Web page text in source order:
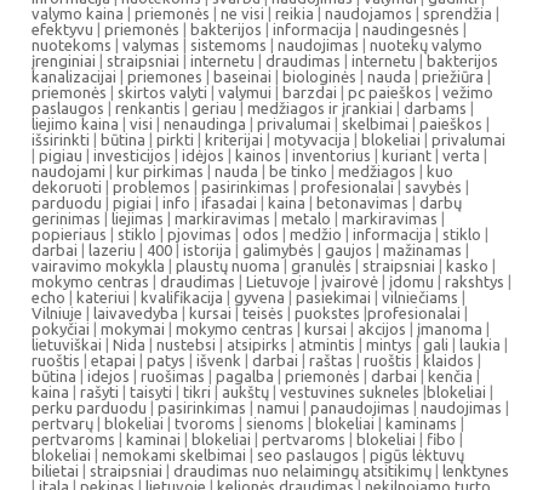
valymo kaina | priemonės | ne visi | reikia | naudojamos | sprendžia |
efektyvu | priemonės | bakterijos | informacija | naudingesnės |
nuotekoms | valymas | sistemoms | naudojimas | nuotekų valymo
įrenginiai | straipsniai | internetu | draudimas | internetu |bakterijos
kanalizacijai | priemones | baseinai | biologinės | nauda | priežiūra |
priemonės | skirtos valyti | valymui | barzdai | pc paieškos | vežimo
paslaugos | renkantis | geriau | medžiagos ir įrankiai | darbams |
liejimo kaina | visi | nenaudinga | privalumai | skelbimai | paieškos |
išsirinkti | būtina | pirkti | kriterijai | motyvacija | blokeliai | privalumai
| pigiau | investicijos | idėjos | kainos | inventorius | kuriant | verta |
naudojami | kur pirkimas | nauda | be tinko | medžiagos | kuo
dekoruoti | problemos | pasirinkimas | profesionalai | savybės |
parduodu | pigiai | info | ifasadai | kaina | betonavimas | darbų
gerinimas | liejimas | markiravimas | metalo | markiravimas |
popieriaus | stiklo | pjovimas | odos | medžio | informacija | stiklo |
darbai | lazeriu | 400 | istorija | galimybės | gaujos | mažinamas |
vairavimo mokykla | plaustų nuoma | granulės | straipsniai | kasko |
mokymo centras | draudimas | Lietuvoje | įvairovė | įdomu | rakshtys |
echo | kateriui | kvalifikacija | gyvena | pasiekimai | vilniečiams |
Vilniuje | laivavedyba | kursai | teisės | puokstes |profesionalai |
pokyčiai | mokymai | mokymo centras | kursai | akcijos | įmanoma |
lietuviškai | Nida | nustebsi | atsipirks | atmintis | mintys | gali | laukia |
ruoštis | etapai | patys | išvenk | darbai | raštas | ruoštis | klaidos |
būtina | idejos | ruošimas | pagalba | priemonės | darbai | kenčia |
kaina | rašyti | taisyti | tikri | aukštų | vestuvines sukneles |blokeliai |
perku parduodu | pasirinkimas | namui | panaudojimas | naudojimas |
pertvarų | blokeliai | tvoroms | sienoms | blokeliai | kaminams |
pertvaroms | kaminai | blokeliai | pertvaroms | blokeliai | fibo |
blokeliai | nemokami skelbimai | seo paslaugos | pigūs lėktuvų
bilietai | straipsniai | draudimas nuo nelaimingų atsitikimų | lenktynes
| itala | pekinas | lietuvoje | kelionės draudimas| nekilnojamo turto